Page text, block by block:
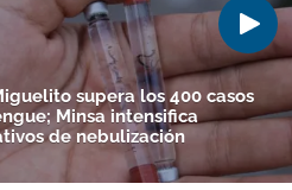
supera los 400 casos
Minsa intensifica
de nebulización